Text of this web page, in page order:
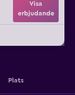
Visa
erbjudande
Plats